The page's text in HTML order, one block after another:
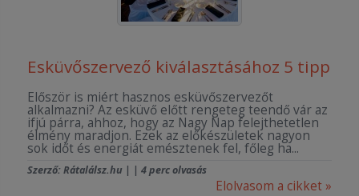
Esküvőszervező kiválasztásához 5 tipp
Először is miért hasznos esküvőszervezőt
alkalmazni? Az esküvő előtt rengeteg teendő vár az
ifjú párra, ahhoz, hogy az Nagy Nap felejthetetlen
élmény maradjon. Ezek az előkészületek nagyon
sok időt és energiát emésztenek fel, főleg ha...
Szerző: Rátalálsz.hu | | 4 perc olvasás
Elolvasom a cikket »